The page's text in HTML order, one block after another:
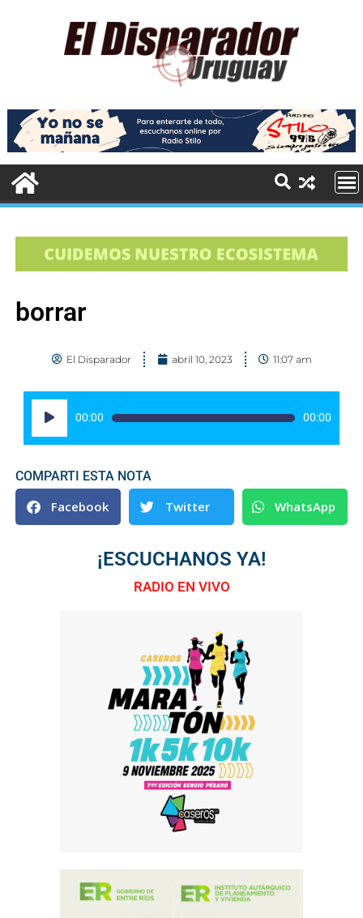
borrar
El Disparador abril 10, 2023 11:07 am
Reproductor
audio
00:00 00:00
COMPARTI ESTA NOTA
Facebook Twitter WhatsApp
¡ESCUCHANOS YA!
RADIO EN VIVO